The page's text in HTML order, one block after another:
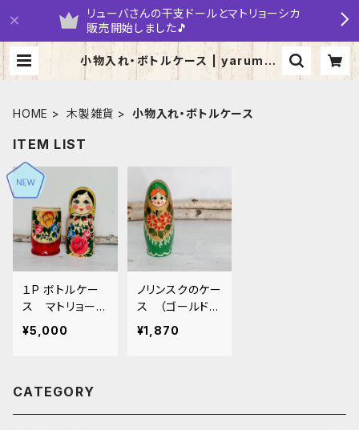
リューバさんの干支ドールとマトリョーシカ
販売開始しました🎵
小物入れ・ボトルケース | yarumar
uka
HOME 木製雑貨 小物入れ・ボトルケース
ITEM LIST
１P ボトルケー
ス マトリョーシ
カ MT0014
¥5,000
ノリンスクのケー
ス （ゴールド＆
みどり）
¥1,870
CATEGORY